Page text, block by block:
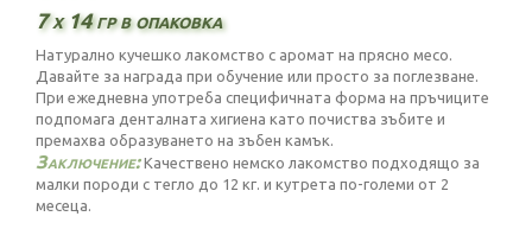
7 х 14 гр в опаковка
Натурално кучешко лакомство с аромат на прясно месо.
Давайте за награда при обучение или просто за поглезване.
При ежедневна употреба специфичната форма на пръчиците
подпомага денталната хигиена като почиства зъбите и
премахва образуването на зъбен камък.
Заключение:Качествено немско лакомство подходящо за
малки породи с тегло до 12 кг. и кутрета по-големи от 2
месеца.